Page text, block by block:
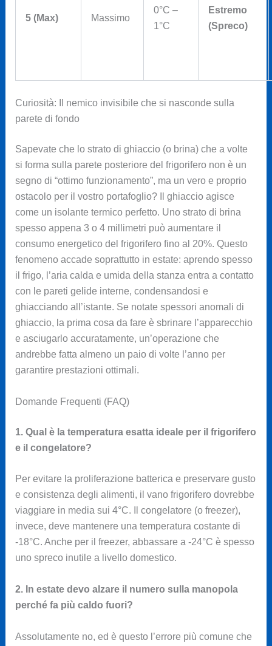
5 (Max) Massimo
0°C –
1°C
Estremo
(Spreco)
Curiosità: Il nemico invisibile che si nasconde sulla
parete di fondo
Sapevate che lo strato di ghiaccio (o brina) che a volte
si forma sulla parete posteriore del frigorifero non è un
segno di “ottimo funzionamento”, ma un vero e proprio
ostacolo per il vostro portafoglio? Il ghiaccio agisce
come un isolante termico perfetto. Uno strato di brina
spesso appena 3 o 4 millimetri può aumentare il
consumo energetico del frigorifero fino al 20%. Questo
fenomeno accade soprattutto in estate: aprendo spesso
il frigo, l’aria calda e umida della stanza entra a contatto
con le pareti gelide interne, condensandosi e
ghiacciando all’istante. Se notate spessori anomali di
ghiaccio, la prima cosa da fare è sbrinare l’apparecchio
e asciugarlo accuratamente, un’operazione che
andrebbe fatta almeno un paio di volte l’anno per
garantire prestazioni ottimali.
Domande Frequenti (FAQ)
1. Qual è la temperatura esatta ideale per il frigorifero
e il congelatore?
Per evitare la proliferazione batterica e preservare gusto
e consistenza degli alimenti, il vano frigorifero dovrebbe
viaggiare in media sui 4°C. Il congelatore (o freezer),
invece, deve mantenere una temperatura costante di
-18°C. Anche per il freezer, abbassare a -24°C è spesso
uno spreco inutile a livello domestico.
2. In estate devo alzare il numero sulla manopola
perché fa più caldo fuori?
Assolutamente no, ed è questo l’errore più comune che